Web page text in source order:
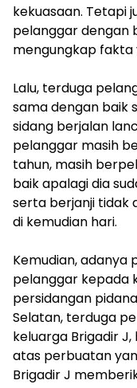
kekuasaan. Tetapi
pelanggar dengan
mengungkap fakta
Lalu, terduga
sama dengan baik
sidang berjalan
pelanggar masih
tahun, masih
baik apalagi dia
serta berjanji tidak
di kemudian hari.
Kemudian,
pelanggar kepada
persidangan
Selatan, terduga
keluarga Brigadir
atas perbuatan
Brigadir J